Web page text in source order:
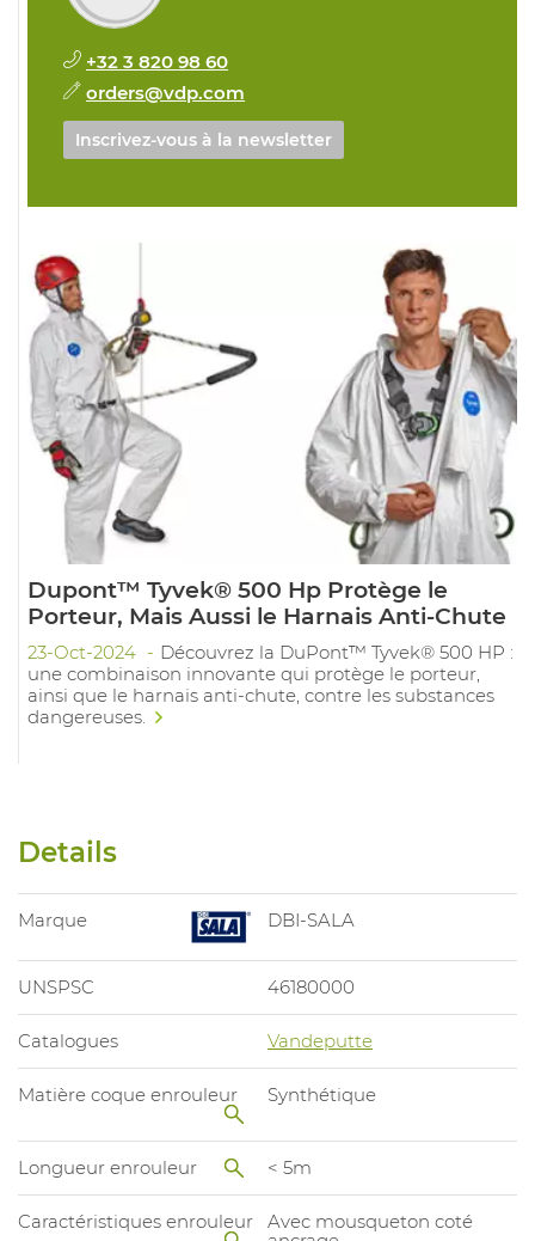
+32 3 820 98 60
orders@vdp.com
Inscrivez-vous à la newsletter
Dupont™ Tyvek® 500 Hp Protège le
Porteur, Mais Aussi le Harnais Anti-Chute
23-Oct-2024
Découvrez la DuPont™ Tyvek® 500 HP :
une combinaison innovante qui protège le porteur,
ainsi que le harnais anti-chute, contre les substances
dangereuses.
Details
Marque DBI-SALA
UNSPSC 46180000
Catalogues Vandeputte
Matière coque enrouleur Synthétique
Longueur enrouleur < 5m
Caractéristiques enrouleur
Avec mousqueton coté